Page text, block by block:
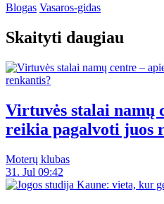
Blogas Vasaros-gidas
Skaityti daugiau
Virtuvės stalai namų
reikia pagalvoti juos
Moterų klubas
31. Jul 09:42